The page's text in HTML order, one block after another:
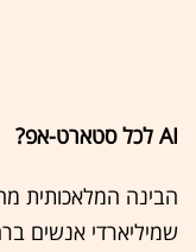
AI לכל סטארט-אפ?
הבינה המלאכותית
שמיליארדי אנשים